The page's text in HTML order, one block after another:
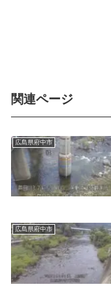
関連ページ
広島県府中市
広島県府中市